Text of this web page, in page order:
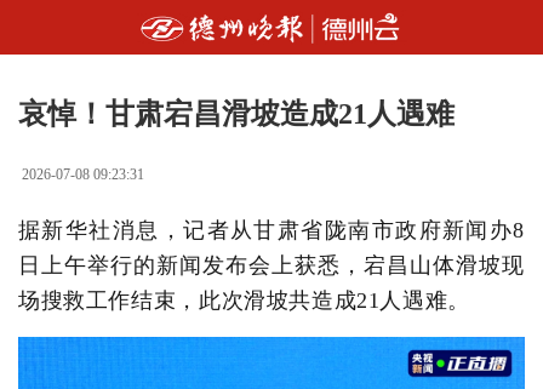
哀悼！甘肃宕昌滑坡造成21人遇难
2026-07-08 09:23:31
据新华社消息，记者从甘肃省陇南市政府新闻办8
日上午举行的新闻发布会上获悉，宕昌山体滑坡现
场搜救工作结束，此次滑坡共造成21人遇难。